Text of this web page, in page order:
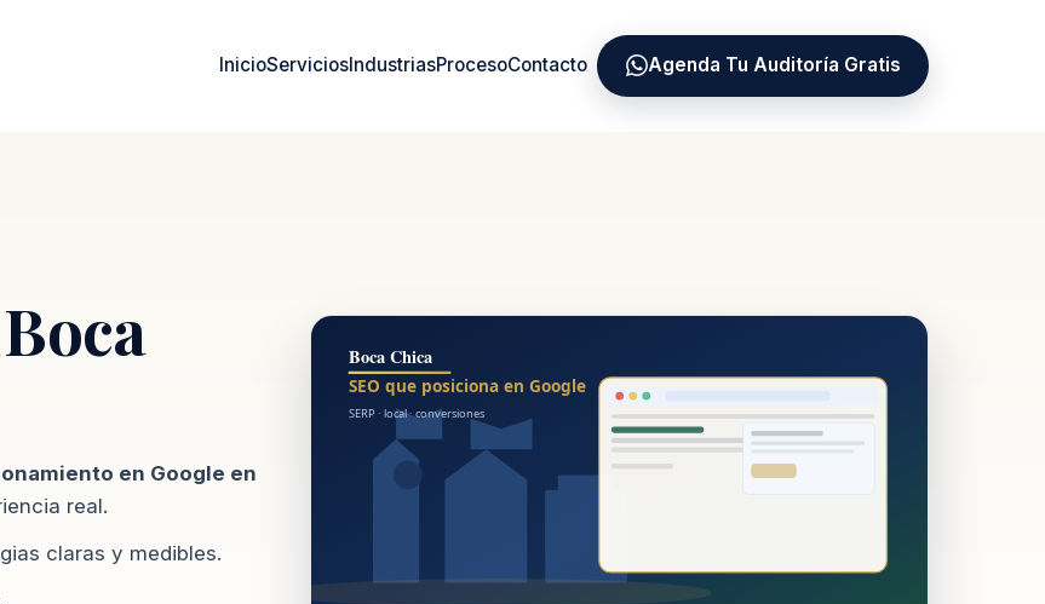
InicioServiciosIndustriasProcesoContacto Agenda Tu Auditoría Gratis
en Google en
real.
claras y medibles.